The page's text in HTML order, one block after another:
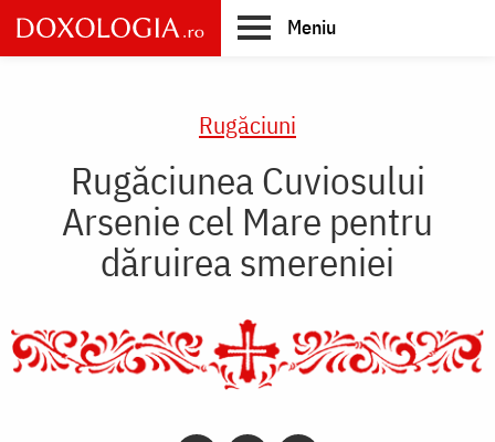
Skip
to
main
Meniu
Rugăciuni
Rugăciunea Cuviosului
Arsenie cel Mare pentru
dăruirea smereniei